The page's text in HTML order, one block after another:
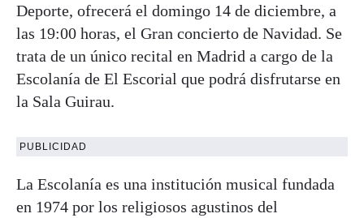
Deporte, ofrecerá el domingo 14 de diciembre, a
las 19:00 horas, el Gran concierto de Navidad. Se
trata de un único recital en Madrid a cargo de la
Escolanía de El Escorial que podrá disfrutarse en
la Sala Guirau.
PUBLICIDAD
La Escolanía es una institución musical fundada
en 1974 por los religiosos agustinos del